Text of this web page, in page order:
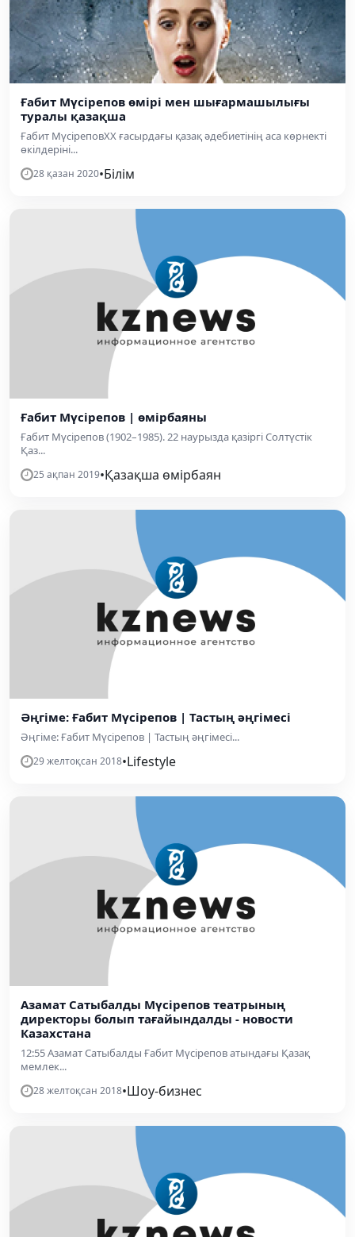
Ғабит Мүсірепов өмірі мен шығармашылығы
туралы қазақша
Ғабит МүсіреповXX ғасырдағы қазақ әдебиетінің аса көрнекті
өкілдеріні...
28 қазан 2020•Білім
Ғабит Мүсірепов | өмірбаяны
Ғабит Мүсірепов (1902–1985). 22 наурызда қазіргі Солтүстік
Қаз...
25 ақпан 2019•Қазақша өмірбаян
Әңгіме: Ғабит Мүсірепов | Тастың әңгімесі
Әңгіме: Ғабит Мүсірепов | Тастың әңгімесі...
29 желтоқсан 2018•Lifestyle
Азамат Сатыбалды Мүсірепов театрының
директоры болып тағайындалды - новости
Казахстана
12:55 Азамат Сатыбалды Ғабит Мүсірепов атындағы Қазақ
мемлек...
28 желтоқсан 2018•Шоу-бизнес